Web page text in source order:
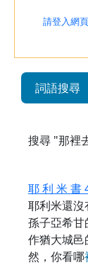
請登入網
詞語搜尋
搜尋 "那裡
耶 利 米 書
耶利米還沒
孫子亞希甘
作猶大城
然，你看哪